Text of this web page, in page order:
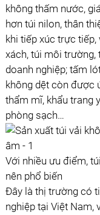
không thấm nước,
hơn túi nilon, thân
khi tiếp xúc trực
xách, túi môi trường,
doanh nghiệp; tấm
không dệt còn được
thẩm mĩ, khẩu trang
phòng sạch…
Với nhiều ưu điểm,
nên phổ biến
Đây là thị trường có
nghiệp tại Việt Nam,